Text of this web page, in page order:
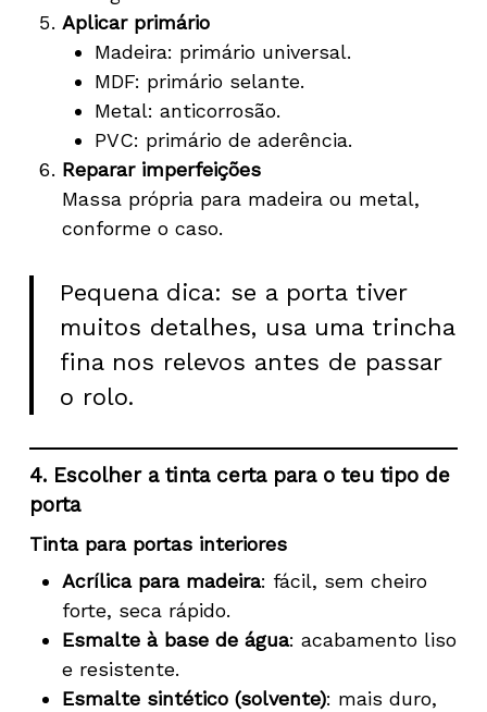
Aplicar primário
Madeira: primário universal.
MDF: primário selante.
Metal: anticorrosão.
PVC: primário de aderência.
Reparar imperfeições
Massa própria para madeira ou metal,
conforme o caso.
Pequena dica: se a porta tiver
muitos detalhes, usa uma trincha
fina nos relevos antes de passar
o rolo.
4. Escolher a tinta certa para o teu tipo de
porta
Tinta para portas interiores
Acrílica para madeira: fácil, sem cheiro
forte, seca rápido.
Esmalte à base de água: acabamento liso
e resistente.
Esmalte sintético (solvente): mais duro,